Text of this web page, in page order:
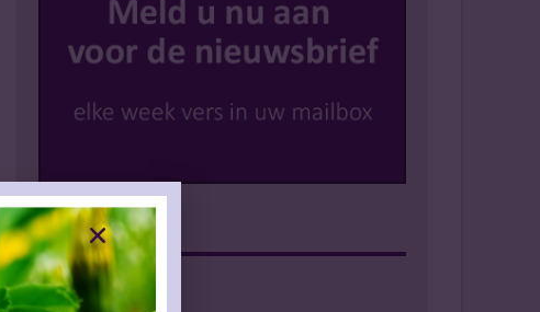
Instagram